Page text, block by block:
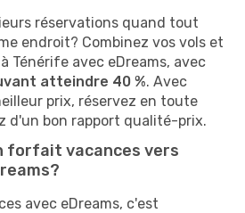
réservations quand tout
endroit? Combinez vos vols et
Ténérife avec eDreams, avec
atteindre 40 %. Avec
prix, réservez en toute
d'un bon rapport qualité-prix.
forfait vacances vers
avec eDreams, c'est